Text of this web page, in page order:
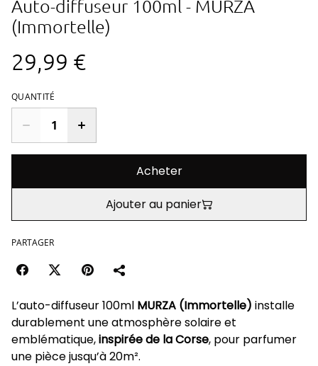
Auto-diffuseur 100ml - MURZA
(Immortelle)
29,99 €
QUANTITÉ
Acheter
Ajouter au panier
PARTAGER
L’auto-diffuseur 100ml MURZA (Immortelle) installe
durablement une atmosphère solaire et
emblématique,inspirée de la Corse, pour parfumer
une pièce jusqu’à 20m².